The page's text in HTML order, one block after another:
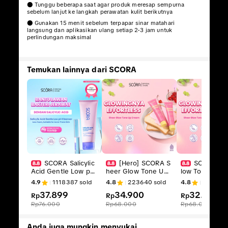
● Tunggu beberapa saat agar produk meresap sempurna
sebelum lanjut ke langkah perawatan kulit berikutnya
● Gunakan 15 menit sebelum terpapar sinar matahari
langsung dan aplikasikan ulang setiap 2-3 jam untuk
perlindungan maksimal
Temukan lainnya dari SCORA
SCORA Salicylic
Acid Gentle Low pH
Cleanser Sabun Cuci
Muka Oily Acne Pron
e Skin Friendly
4.9 1118387 sold
Rp37.899
Rp76.000
[Hero] SCORA S
heer Glow Tone Up
Cream 30 Gr Tone U
p Viral Mencerahkan
Secara Natural
4.8 223640 sold
Rp34.900
Rp68.000
SCORA
low Tone Up
30 Gr Tone Up
Mencerahkan
a Natural
4.8
Rp32.899
Rp68.000